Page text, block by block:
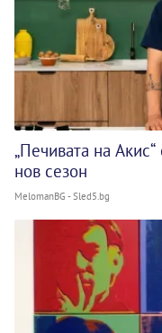
„Печивата на
нов сезон
MelomanBG - Sled5.bg